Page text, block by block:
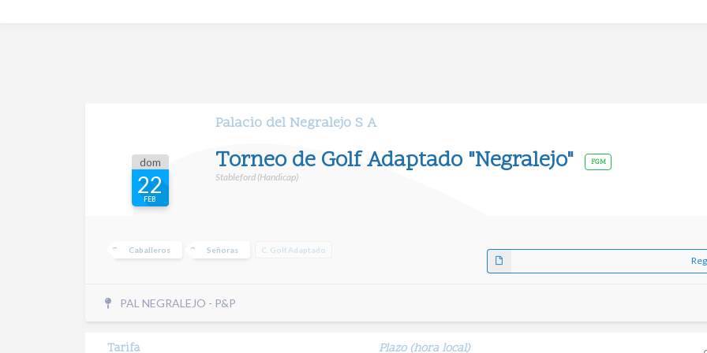
Palacio del Negralejo S A
dom
22
FEB
Torneo de Golf Adaptado "Negralejo" FGM
Stableford (Handicap)
Caballeros Señoras C. Golf Adaptado
PAL NEGRALEJO - P&P
Tarifa Plazo (hora local)